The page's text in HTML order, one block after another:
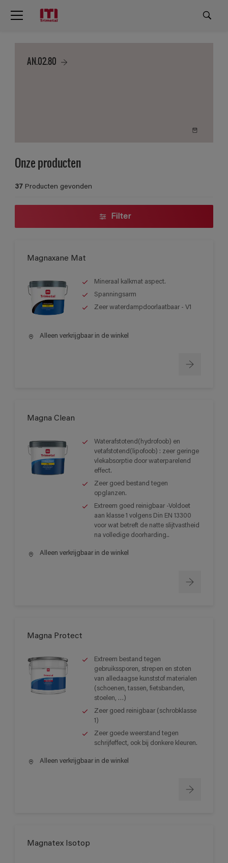
AN.02.80
Onze producten
37 Producten gevonden
Filter
Magnaxane Mat
Mineraal kalkmat aspect.
Spanningsarm
Zeer waterdampdoorlaatbaar - V1
Alleen verkrijgbaar in de winkel
Magna Clean
Waterafstotend(hydrofoob) en
vetafstotend(lipofoob) : zeer geringe
vlekabsorptie door waterparelend
effect.
Zeer goed bestand tegen
opglanzen.
Extreem goed reinigbaar -Voldoet
aan klasse 1 volgens Din EN 13300
voor wat betreft de natte slijtvastheid
na volledige doorharding..
Alleen verkrijgbaar in de winkel
Magna Protect
Extreem bestand tegen
gebruikssporen, strepen en stoten
van alledaagse kunststof materialen
(schoenen, tassen, fietsbanden,
stoelen, …)
Zeer goed reinigbaar (schrobklasse
1)
Zeer goede weerstand tegen
schrijfeffect, ook bij donkere kleuren.
Alleen verkrijgbaar in de winkel
Magnatex Isotop